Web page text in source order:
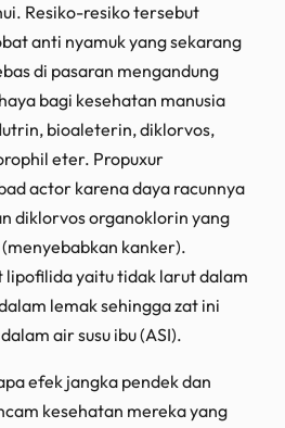
Resiko-resiko tersebut
anti nyamuk yang sekarang
di pasaran mengandung
bagi kesehatan manusia
bioaleterin, diklorvos,
eter. Propuxur
actor karena daya racunnya
diklorvos organoklorin yang
kanker).
yaitu tidak larut dalam
lemak sehingga zat ini
air susu ibu (ASI).
efek jangka pendek dan
kesehatan mereka yang